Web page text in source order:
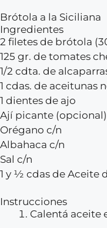
Brótola a la Siciliana
Ingredientes
2 filetes de brótola
125 gr. de tomates
1/2 cdta. de
1 cdas. de aceitunas
1 dientes de ajo
Ají picante (opcional)
Orégano c/n
Albahaca c/n
Sal c/n
1 y ½ cdas de Aceite
Instrucciones
Calentá aceite